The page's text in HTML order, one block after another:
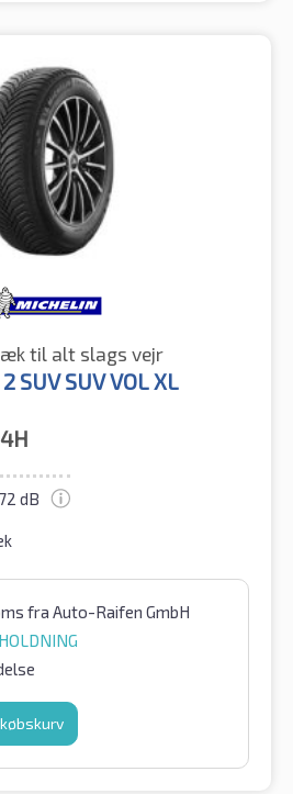
til alt slags vejr
SUV SUV VOL XL
72 dB
fra Auto-Raifen GmbH